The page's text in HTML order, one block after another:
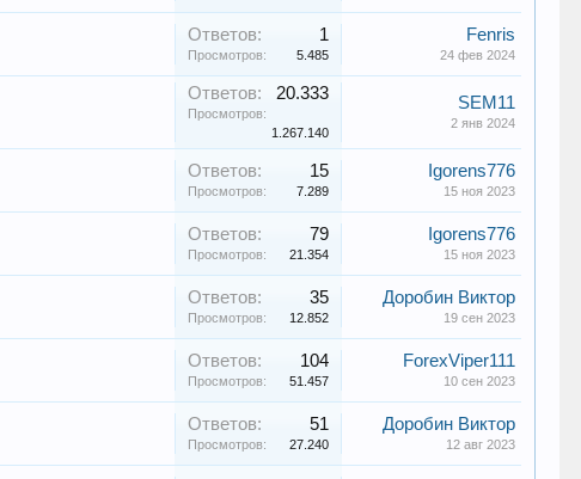
Ответов: 1
Просмотров: 5.485
Fenris
24 фев 2024
Ответов: 20.333
Просмотров:
1.267.140
SEM11
2 янв 2024
Ответов: 15
Просмотров: 7.289
Igorens776
15 ноя 2023
Ответов: 79
Просмотров: 21.354
Igorens776
15 ноя 2023
Ответов: 35
Просмотров: 12.852
Доробин Виктор
19 сен 2023
Ответов: 104
Просмотров: 51.457
ForexViper111
10 сен 2023
Ответов: 51
Просмотров: 27.240
Доробин Виктор
12 авг 2023